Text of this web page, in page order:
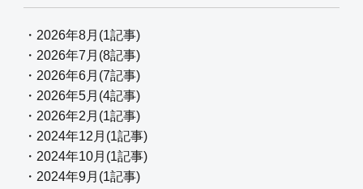
・2026年8月(1記事)
・2026年7月(8記事)
・2026年6月(7記事)
・2026年5月(4記事)
・2026年2月(1記事)
・2024年12月(1記事)
・2024年10月(1記事)
・2024年9月(1記事)